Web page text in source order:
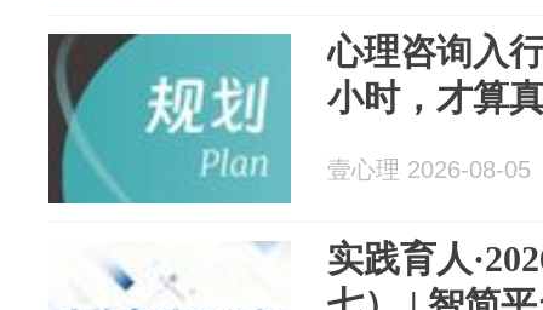
心理咨询入
小时，才算
壹心理 2026-08-05
实践育人